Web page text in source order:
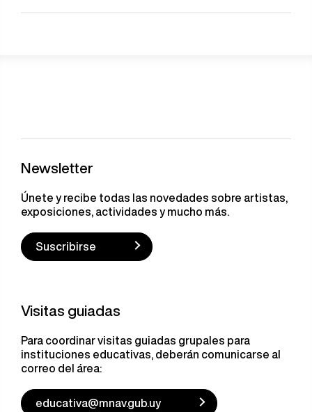
Newsletter
Únete y recibe todas las novedades sobre artistas,
exposiciones, actividades y mucho más.
Suscribirse
Visitas guiadas
Para coordinar visitas guiadas grupales para
instituciones educativas, deberán comunicarse al
correo del área:
educativa@mnav.gub.uy